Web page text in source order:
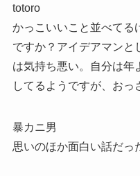
totoro
かっこいいこと並べてる
ですか？アイデアマンと
は気持ち悪い。自分は年
してるようですが、おっ
暴カニ男
思いのほか面白い話だっ